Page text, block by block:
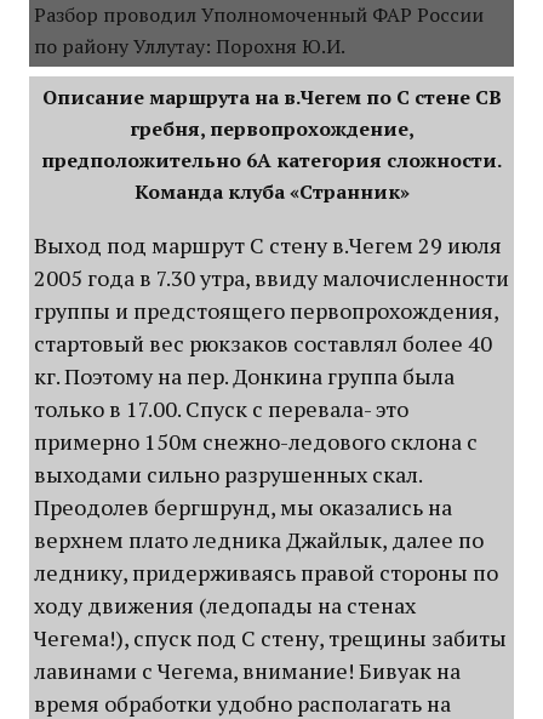
Разбор проводил Уполномоченный ФАР России
по району Уллутау: Порохня Ю.И.
Описание маршрута на в.Чегем по С стене СВ
гребня, первопрохождение,
предположительно 6А категория сложности.
Команда клуба «Странник»
Выход под маршрут С стену в.Чегем 29 июля
2005 года в 7.30 утра, ввиду малочисленности
группы и предстоящего первопрохождения,
стартовый вес рюкзаков составлял более 40
кг. Поэтому на пер. Донкина группа была
только в 17.00. Спуск с перевала- это
примерно 150м снежно-ледового склона с
выходами сильно разрушенных скал.
Преодолев бергшрунд, мы оказались на
верхнем плато ледника Джайлык, далее по
леднику, придерживаясь правой стороны по
ходу движения (ледопады на стенах
Чегема!), спуск под С стену, трещины забиты
лавинами с Чегема, внимание! Бивуак на
время обработки удобно располагать на